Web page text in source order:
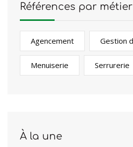
Références par métier
Agencement Gestion
Menuiserie Serrurerie
À la une